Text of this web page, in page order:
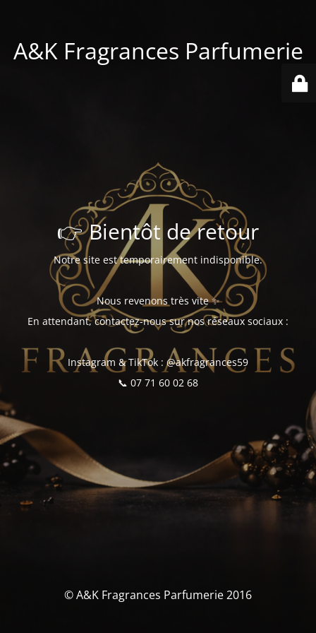
A&K Fragrances Parfumerie
👉 Bientôt de retour
Notre site est temporairement indisponible.
Nous revenons très vite ✨
En attendant, contactez-nous sur nos réseaux sociaux :
Instagram & TikTok : @akfragrances59
📞 07 71 60 02 68
© A&K Fragrances Parfumerie 2016